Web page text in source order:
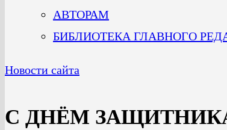
АВТОРАМ
БИБЛИОТЕКА ГЛАВНОГО
Новости сайта
С ДНЁМ